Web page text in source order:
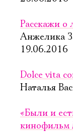
Расскажи о
Анжелика
19.06.2016
Dolce vita
Наталья
«Были и
кинофильм